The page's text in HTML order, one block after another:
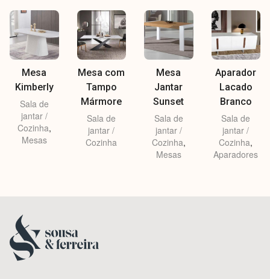
Mesa
Kimberly
Sala de
jantar /
Cozinha,
Mesas
Mesa com
Tampo
Mármore
Sala de
jantar /
Cozinha
Mesa
Jantar
Sunset
Sala de
jantar /
Cozinha,
Mesas
Aparador
Lacado
Branco
Sala de
jantar /
Cozinha,
Aparadores